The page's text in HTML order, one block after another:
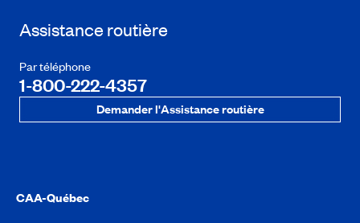
Assistance routière
Par téléphone
1-800-222-4357
Demander l'Assistance routière
CAA-Québec